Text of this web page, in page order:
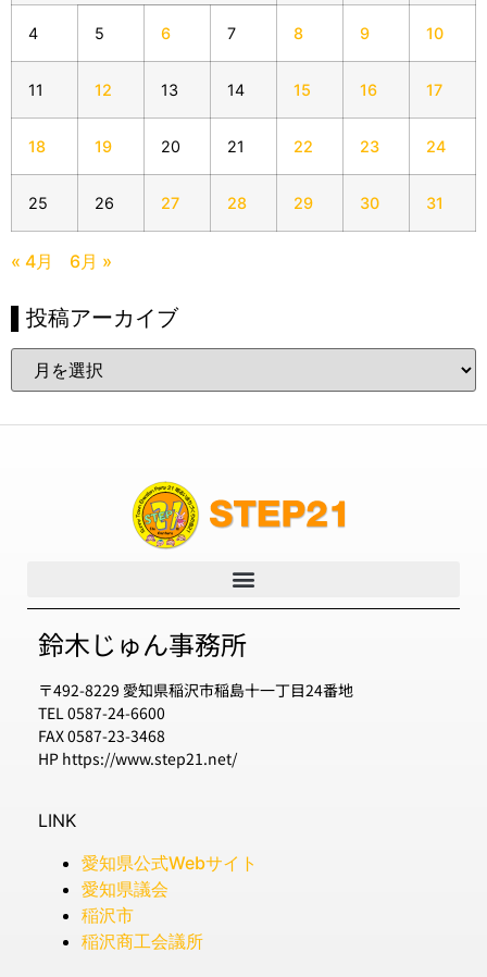
4 5 6 7 8 9 10
11 12 13 14 15 16 17
18 19 20 21 22 23 24
25 26 27 28 29 30 31
« 4月 6月 »
▌投稿アーカイブ
鈴木じゅん事務所
〒492-8229 愛知県稲沢市稲島十一丁目24番地
TEL 0587-24-6600
FAX 0587-23-3468
HP https://www.step21.net/
LINK
愛知県公式Webサイト
愛知県議会
稲沢市
稲沢商工会議所